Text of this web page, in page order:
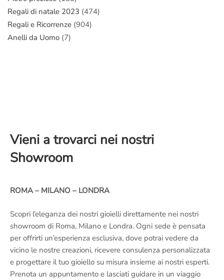
Regali di natale 2023 (474)
Regali e Ricorrenze (904)
Anelli da Uomo (7)
Vieni a trovarci nei nostri
Showroom
ROMA – MILANO – LONDRA
Scopri l’eleganza dei nostri gioielli direttamente nei nostri
showroom di Roma, Milano e Londra. Ogni sede è pensata
per offrirti un’esperienza esclusiva, dove potrai vedere da
vicino le nostre creazioni, ricevere consulenza personalizzata
e progettare il tuo gioiello su misura insieme ai nostri esperti.
Prenota un appuntamento e lasciati guidare in un viaggio